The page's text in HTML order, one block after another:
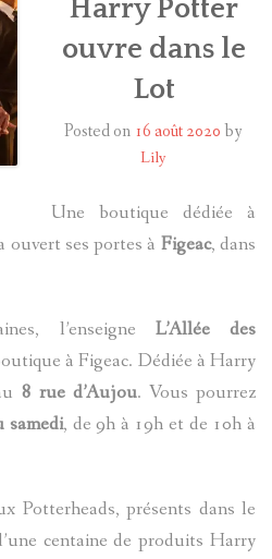
Harry Potter
ouvre dans le
Lot
Posted on 16 août 2020by
Lily
Une boutique dédiée à
ouvert ses portes à Figeac, dans
l’enseigne L’Allée des
à Figeac. Dédiée à Harry
8 rue d’Aujou. Vous pourrez
samedi, de 9h à 19h et de 10h à
Potterheads, présents dans le
centaine de produits Harry